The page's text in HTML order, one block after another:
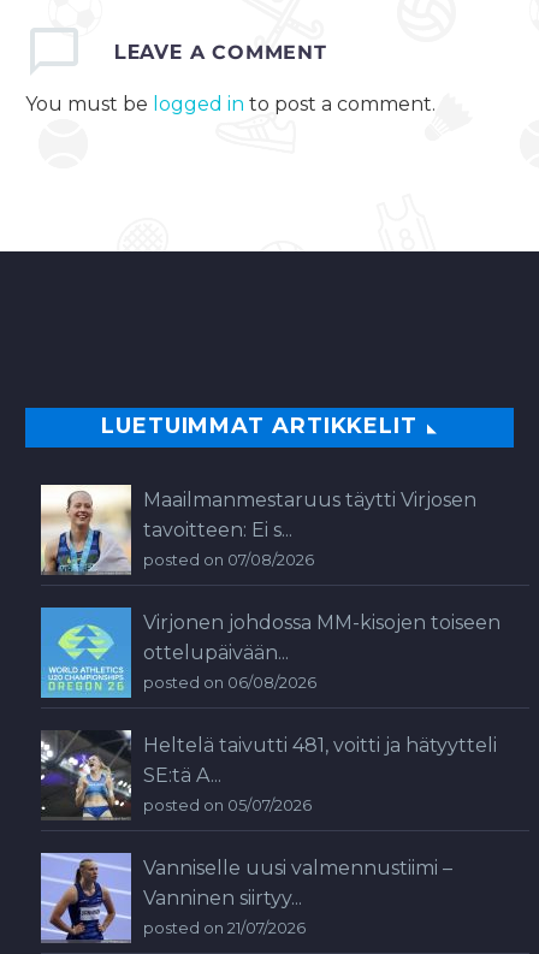
LEAVE A COMMENT
You must be logged in to post a comment.
LUETUIMMAT ARTIKKELIT
Maailmanmestaruus täytti Virjosen
tavoitteen: Ei s...
posted on 07/08/2026
Virjonen johdossa MM-kisojen toiseen
ottelupäivään...
posted on 06/08/2026
Heltelä taivutti 481, voitti ja hätyytteli
SE:tä A...
posted on 05/07/2026
Vanniselle uusi valmennustiimi –
Vanninen siirtyy...
posted on 21/07/2026